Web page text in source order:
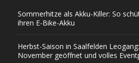
Sommerhitze als Akku-Killer: So
ihren E-Bike-Akku
Herbst-Saison in Saalfelden
November geöffnet und volles